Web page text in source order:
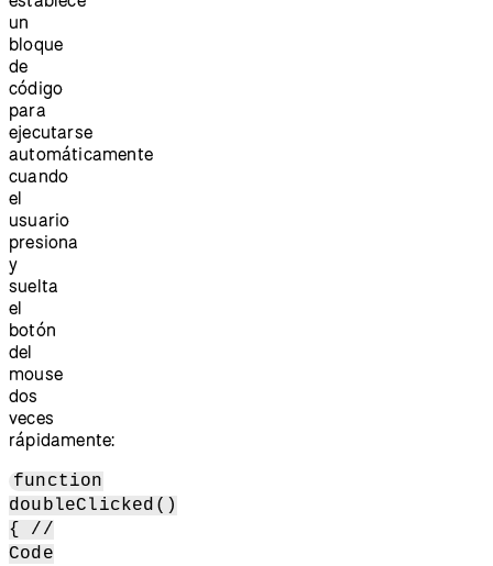
un
bloque
de
código
para
ejecutarse
automáticamente
cuando
el
usuario
presiona
y
suelta
el
botón
del
mouse
dos
veces
rápidamente:
function
doubleClicked()
{ //
Code